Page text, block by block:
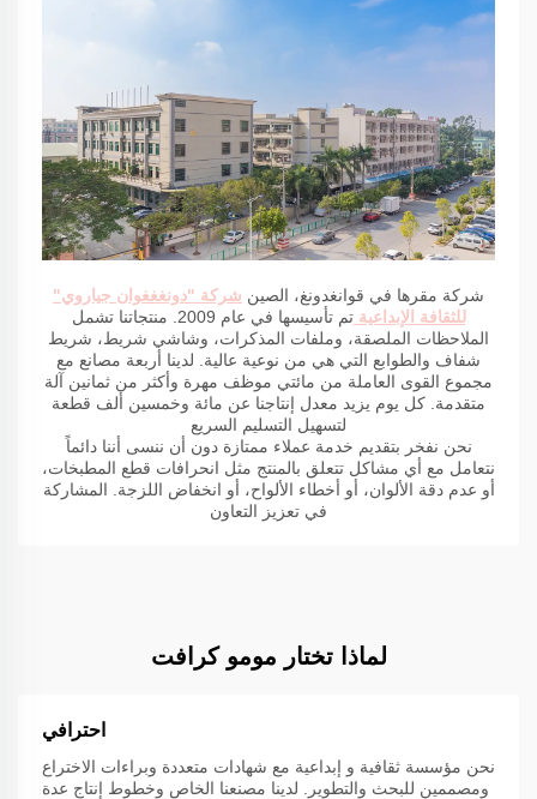
شركة مقرها في قوانغدونغ، الصين شركة "دونغغغوان جياروي"
للثقافة الإبداعية
تم تأسيسها في عام 2009. منتجاتنا تشمل
الملاحظات الملصقة، وملفات المذكرات، وشاشي شريط، شريط
شفاف والطوابع التي هي من نوعية عالية. لدينا أربعة مصانع مع
مجموع القوى العاملة من مائتي موظف مهرة وأكثر من ثمانين آلة
متقدمة. كل يوم يزيد معدل إنتاجنا عن مائة وخمسين ألف قطعة
لتسهيل التسليم السريع
نحن نفخر بتقديم خدمة عملاء ممتازة دون أن ننسى أننا دائماً
نتعامل مع أي مشاكل تتعلق بالمنتج مثل انحرافات قطع المطبخات،
أو عدم دقة الألوان، أو أخطاء الألواح، أو انخفاض اللزجة. المشاركة
في تعزيز التعاون
لماذا تختار مومو كرافت
احترافي
نحن مؤسسة ثقافية و إبداعية مع شهادات متعددة وبراءات الاختراع
ومصممين للبحث والتطوير. لدينا مصنعنا الخاص وخطوط إنتاج عدة